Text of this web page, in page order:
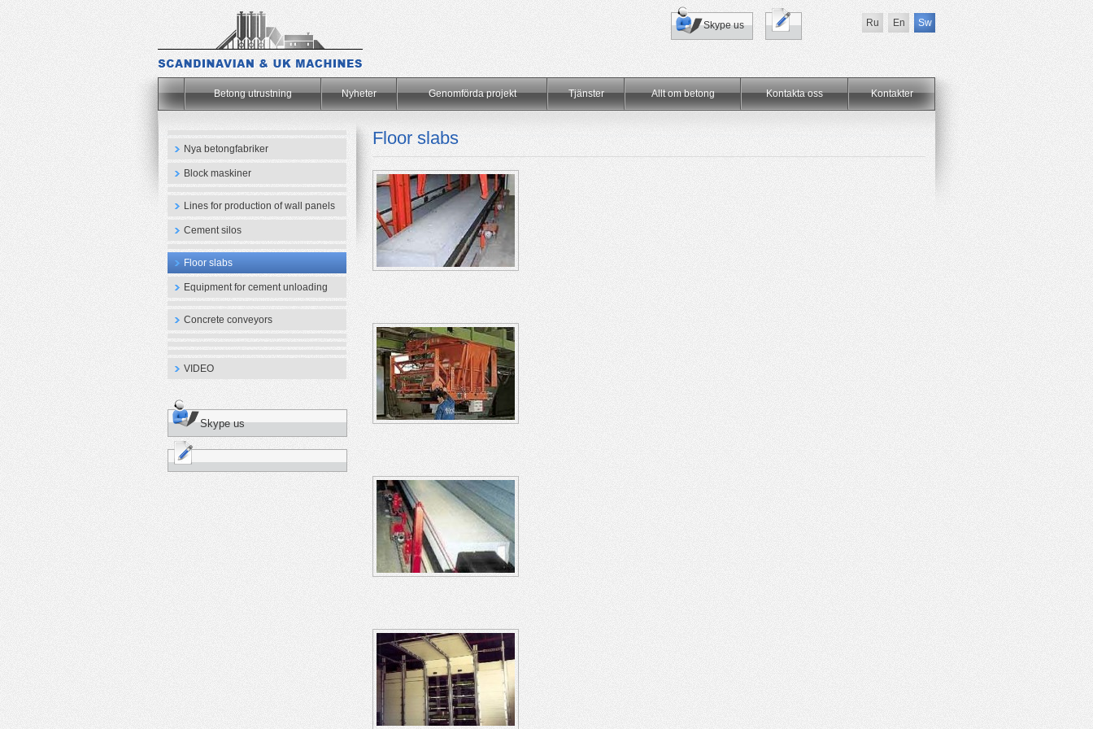
Ru En Sw
Skype us
Betong utrustning Nyheter Genomförda projekt Tjänster Allt om betong Kontakta oss Kontakter
Nya betongfabriker
Block maskiner
Lines for production of wall panels
Cement silos
Floor slabs
Equipment for cement unloading
Concrete conveyors
VIDEO
Skype us
Floor slabs